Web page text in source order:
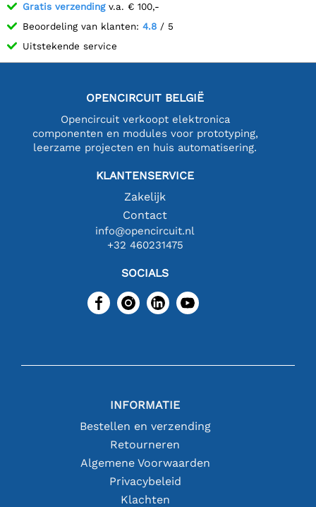
Gratis verzendingv.a. € 100,-
Beoordeling van klanten: 4.8 / 5
Uitstekende service
OPENCIRCUIT BELGIË
Opencircuit verkoopt elektronica
componenten en modules voor prototyping,
leerzame projecten en huis automatisering.
KLANTENSERVICE
Zakelijk
Contact
info@opencircuit.nl
+32 460231475
SOCIALS
INFORMATIE
Bestellen en verzending
Retourneren
Algemene Voorwaarden
Privacybeleid
Klachten